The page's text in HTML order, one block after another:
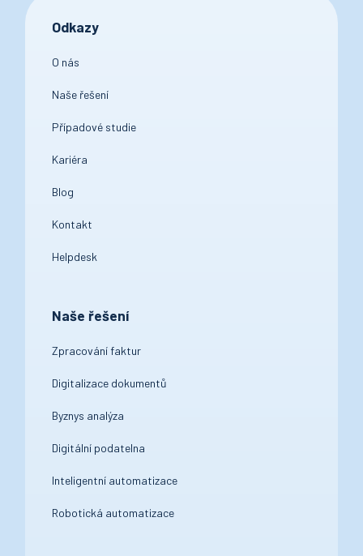
Odkazy
O nás
Naše řešení
Případové studie
Kariéra
Blog
Kontakt
Helpdesk
Naše řešení
Zpracování faktur
Digitalizace dokumentů
Byznys analýza
Digitální podatelna
Inteligentní automatizace
Robotická automatizace